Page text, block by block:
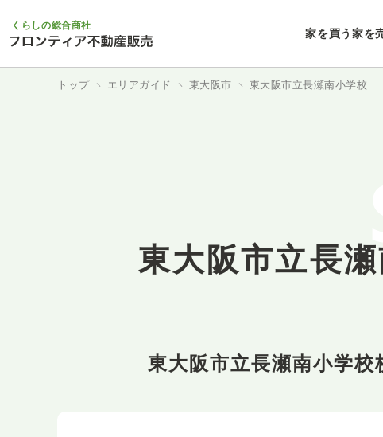
くらしの総合商社
家を買う 家を
トップ エリアガイド 東大阪市 東大阪市立長瀬南小学校
東大阪市立長
東大阪市立長瀬南小学